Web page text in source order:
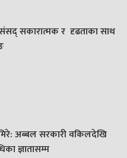
संसद् सकारात्मक र दृढताका साथ
अब्बल सरकारी वकिलदेखि
ज्ञातासम्म